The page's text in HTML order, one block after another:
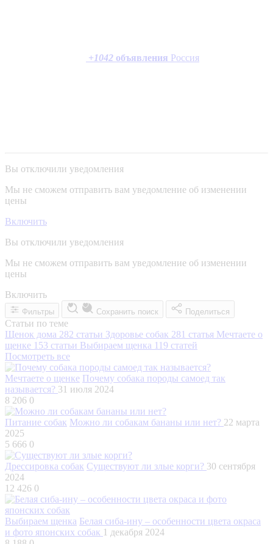
+1042 объявления Россия
Вы отключили уведомления
Мы не сможем отправить вам уведомление об изменении
цены
Включить
Вы отключили уведомления
Мы не сможем отправить вам уведомление об изменении
цены
Включить
Фильтры Сохранить поиск Поделиться
Статьи по теме
Щенок дома 282 статьи Здоровье собак 281 статья Мечтаете о
щенке 153 статьи Выбираем щенка 119 статей
Посмотреть все
Мечтаете о щенке Почему собака породы самоед так
называется? 31 июля 2024
8 206 0
Питание собак Можно ли собакам бананы или нет? 22 марта
2025
5 666 0
Дрессировка собак Существуют ли злые корги? 30 сентября
2024
12 426 0
Выбираем щенка Белая сиба-ину – особенности цвета окраса
и фото японских собак 1 декабря 2024